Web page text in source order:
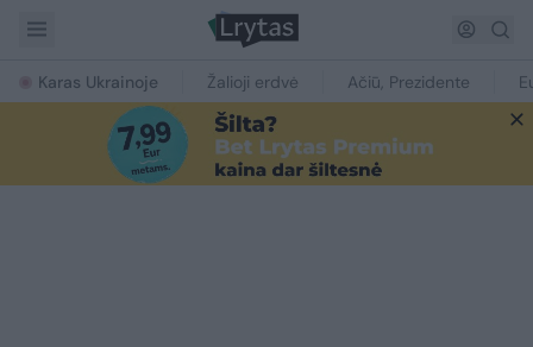
Karas Ukrainoje Žalioji erdvė Ačiū, Prezidente